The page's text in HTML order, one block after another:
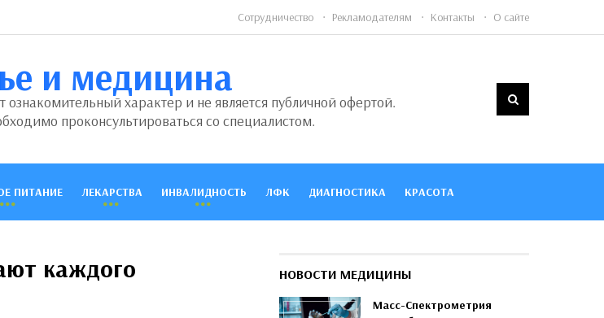
Сотрудничество Рекламодателям Контакты О сайте
и медицина
характер и не является публичной офертой.
проконсультироваться со специалистом.
ПИТАНИЕ ЛЕКАРСТВА ИНВАЛИДНОСТЬ ЛФК ДИАГНОСТИКА КРАСОТА
каждого
НОВОСТИ МЕДИЦИНЫ
Масс-Спектрометрия